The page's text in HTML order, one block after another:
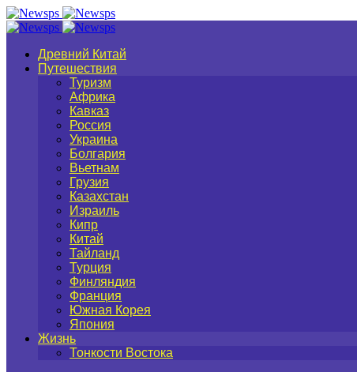
Древний Китай
Путешествия
Туризм
Африка
Кавказ
Россия
Украина
Болгария
Вьетнам
Грузия
Казахстан
Израиль
Кипр
Китай
Тайланд
Турция
Финляндия
Франция
Южная Корея
Япония
Жизнь
Тонкости Востока